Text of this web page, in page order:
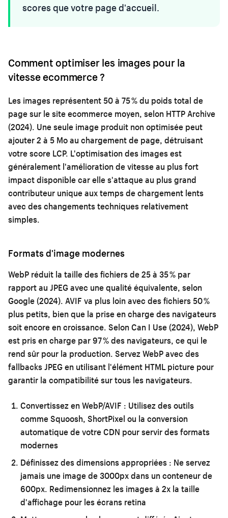
scores que votre page d'accueil.
Comment optimiser les images pour la
vitesse ecommerce ?
Les images représentent 50 à 75 % du poids total de
page sur le site ecommerce moyen, selon HTTP Archive
(2024). Une seule image produit non optimisée peut
ajouter 2 à 5 Mo au chargement de page, détruisant
votre score LCP. L'optimisation des images est
généralement l'amélioration de vitesse au plus fort
impact disponible car elle s'attaque au plus grand
contributeur unique aux temps de chargement lents
avec des changements techniques relativement
simples.
Formats d'image modernes
WebP réduit la taille des fichiers de 25 à 35 % par
rapport au JPEG avec une qualité équivalente, selon
Google (2024). AVIF va plus loin avec des fichiers 50 %
plus petits, bien que la prise en charge des navigateurs
soit encore en croissance. Selon Can I Use (2024), WebP
est pris en charge par 97 % des navigateurs, ce qui le
rend sûr pour la production. Servez WebP avec des
fallbacks JPEG en utilisant l'élément HTML picture pour
garantir la compatibilité sur tous les navigateurs.
Convertissez en WebP/AVIF : Utilisez des outils
comme Squoosh, ShortPixel ou la conversion
automatique de votre CDN pour servir des formats
modernes
Définissez des dimensions appropriées : Ne servez
jamais une image de 3000px dans un conteneur de
600px. Redimensionnez les images à 2x la taille
d'affichage pour les écrans retina